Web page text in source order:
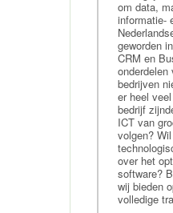
om data,
informatie-
geworden
CRM en
onderdelen
bedrijven
er heel
bedrijf
ICT van
volgen?
over het
software?
wij bieden
volledige